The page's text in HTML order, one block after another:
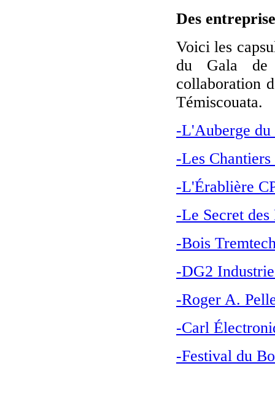
Des
Voici les
du Gala de
collaboration
Témiscouata.
-L'Auberge
-Les
-L'Érablière
-Le Secret
-Bois
-DG2
-Roger A.
-Carl
-Festival du